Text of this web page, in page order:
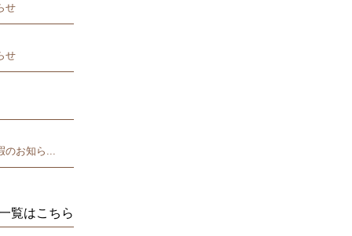
せ
せ
お知ら...